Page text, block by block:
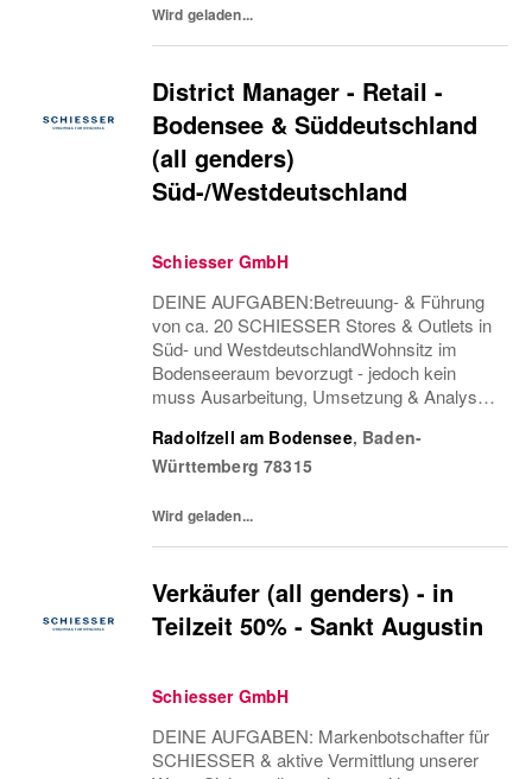
LieferscheinenAnnahme, Kontrolle &
Wird geladen...
District Manager - Retail -
Bodensee & Süddeutschland
(all genders)
Süd-/Westdeutschland
Schiesser GmbH
DEINE AUFGABEN:Betreuung- & Führung
von ca. 20 SCHIESSER Stores & Outlets in
Süd- und WestdeutschlandWohnsitz im
Bodenseeraum bevorzugt - jedoch kein
muss Ausarbeitung, Umsetzung & Analyse
Steigerung der Retail KPI‘s & der
Profitabilität der Stores sowie des...
Radolfzell am Bodensee, Baden-
Württemberg 78315
Wird geladen...
Verkäufer (all genders) - in
Teilzeit 50% - Sankt Augustin
Schiesser GmbH
DEINE AUFGABEN: Markenbotschafter für
SCHIESSER & aktive Vermittlung unserer